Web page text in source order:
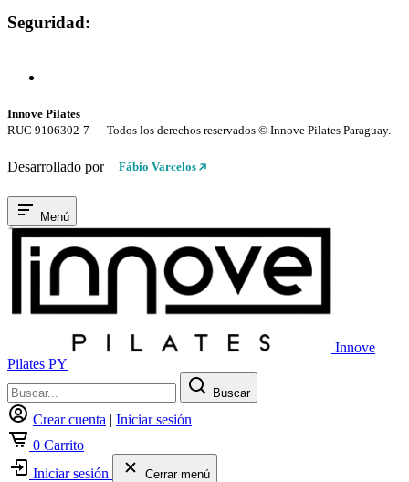
Seguridad:
Innove Pilates
RUC 9106302-7 — Todos los derechos reservados © Innove Pilates Paraguay.
Desarrollado por Fábio Varcelos
Menú
Innove
Pilates PY
Buscar
Crear cuenta | Iniciar sesión
0 Carrito
Iniciar sesión
Cerrar menú